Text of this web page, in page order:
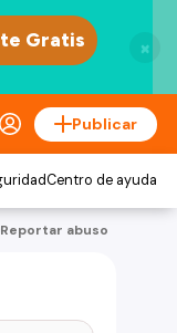
×
Publicar
Centro de ayuda
Reportar abuso